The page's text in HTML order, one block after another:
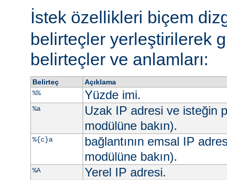
İstek özellikleri biçem
belirteçler yerleştirilerek
belirteçler ve anlamları:
Belirteç
Açıklama
%%
Yüzde imi.
%a
Uzak IP adresi ve isteğin
modülüne bakın).
%{c}a
bağlantının emsal IP
modülüne bakın).
%A Yerel IP adresi.